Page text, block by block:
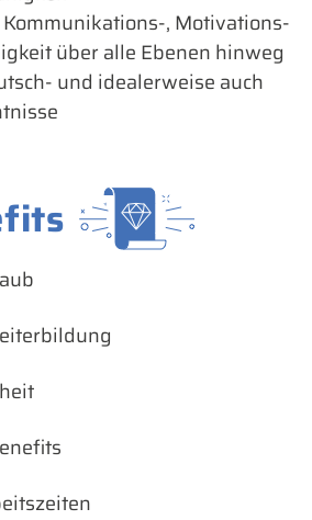
, Motivations-
über alle Ebenen hinweg
und idealerweise auch